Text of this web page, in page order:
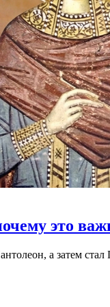
это
а затем